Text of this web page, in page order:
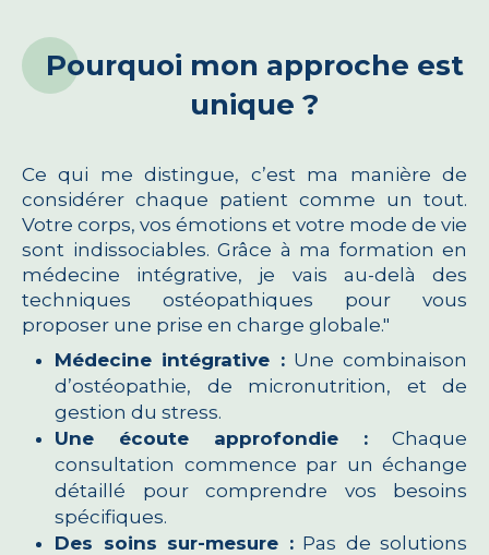
Pourquoi mon approche est
unique ?
Ce qui me distingue, c’est ma manière de
considérer chaque patient comme un tout.
Votre corps, vos émotions et votre mode de vie
sont indissociables. Grâce à ma formation en
médecine intégrative, je vais au-delà des
techniques ostéopathiques pour vous
proposer une prise en charge globale."
Médecine intégrative :Une combinaison
d’ostéopathie, de micronutrition, et de
gestion du stress.
Une écoute approfondie : Chaque
consultation commence par un échange
détaillé pour comprendre vos besoins
spécifiques.
Des soins sur-mesure :Pas de solutions